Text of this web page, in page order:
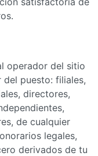
operador del sitio
puesto: filiales,
directores,
de cualquier
legales,
derivados de tu